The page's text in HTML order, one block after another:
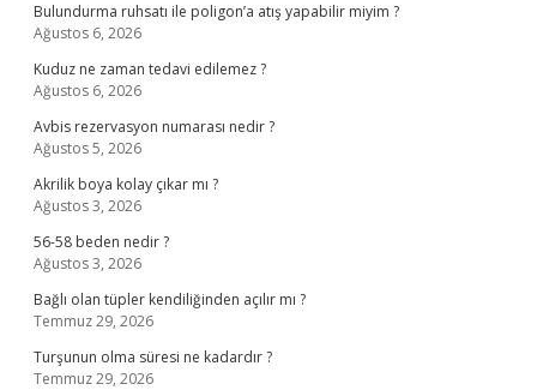
Bulundurma ruhsatı ile poligon’a atış yapabilir miyim ?
Ağustos 6, 2026
Kuduz ne zaman tedavi edilemez ?
Ağustos 6, 2026
Avbis rezervasyon numarası nedir ?
Ağustos 5, 2026
Akrilik boya kolay çıkar mı ?
Ağustos 3, 2026
56-58 beden nedir ?
Ağustos 3, 2026
Bağlı olan tüpler kendiliğinden açılır mı ?
Temmuz 29, 2026
Turşunun olma süresi ne kadardır ?
Temmuz 29, 2026